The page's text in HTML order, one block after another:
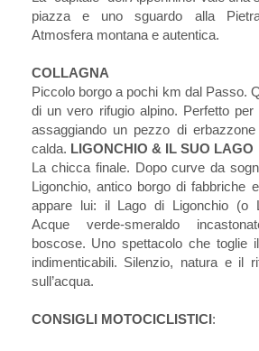
piazza e uno sguardo alla
Atmosfera montana e autentica.
COLLAGNA
Piccolo borgo a pochi km dal Passo.
di un vero rifugio alpino. Perfetto
assaggiando un pezzo di
calda. LIGONCHIO & IL SUO LAGO
La chicca finale. Dopo curve da
Ligonchio, antico borgo di fabbriche
appare lui: il Lago di Ligonchio (o
Acque verde-smeraldo
boscose. Uno spettacolo che toglie
indimenticabili. Silenzio, natura e il
sull’acqua.
CONSIGLI MOTOCICLISTICI: